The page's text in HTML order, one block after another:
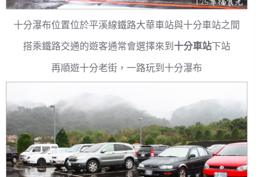
十分瀑布位置位於平溪線鐵路大華車站與十分車站之間
搭乘鐵路交通的遊客通常會選擇來到 十分車站下站
再順遊十分老街，一路玩到十分瀑布